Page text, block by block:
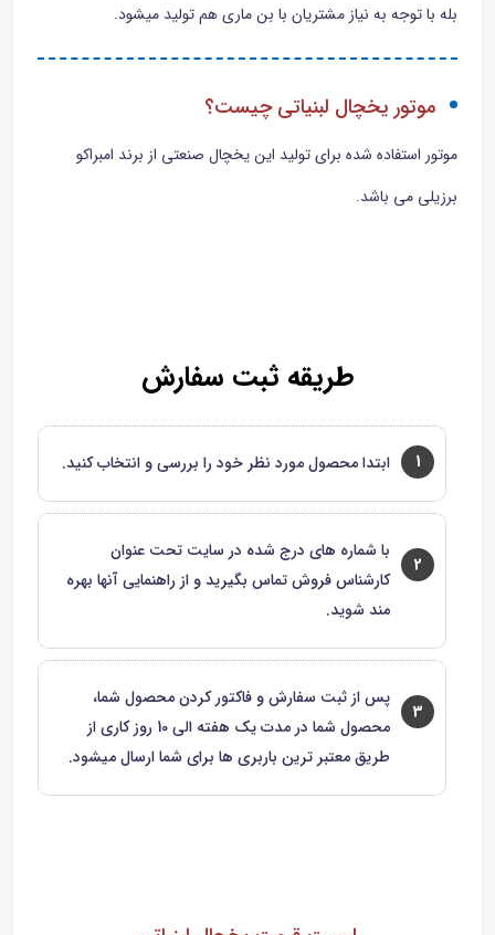
بله با توجه به نیاز مشتریان با بن ماری هم تولید میشود.
موتور یخچال لبنیاتی چیست؟
موتور استفاده شده برای تولید این یخچال صنعتی از برند امبراکو
برزیلی می باشد.
طریقه ثبت سفارش
1 ابتدا محصول مورد نظر خود را بررسی و انتخاب کنید.
2
با شماره های درج شده در سایت تحت عنوان
کارشناس فروش تماس بگیرید و از راهنمایی آنها بهره
مند شوید.
3
پس از ثبت سفارش و فاکتور کردن محصول شما،
محصول شما در مدت یک هفته الی 10 روز کاری از
طریق معتبر ترین باربری ها برای شما ارسال میشود.